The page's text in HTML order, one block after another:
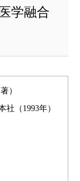
学融合
）
社（1993年）